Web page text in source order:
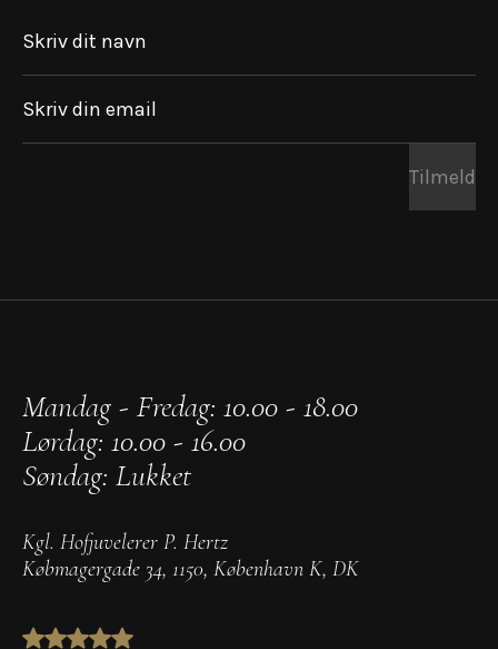
Skriv dit navn
Skriv din email
Tilmeld
Mandag - Fredag: 10.00 - 18.00
Lørdag: 10.00 - 16.00
Søndag: Lukket
Kgl. Hofjuvelerer P. Hertz
Købmagergade 34, 1150, København K, DK